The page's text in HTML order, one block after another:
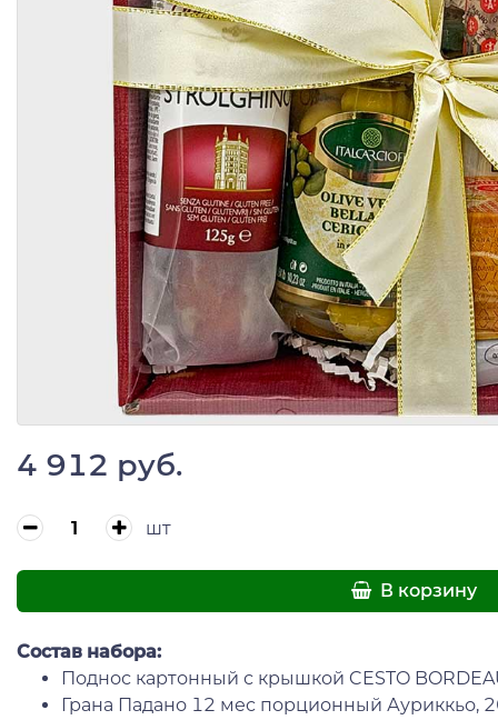
4 912 руб.
шт
В корзину
Состав набора:
Поднос картонный с крышкой CESTO
Грана Падано 12 мес порционный Ауриккьо,